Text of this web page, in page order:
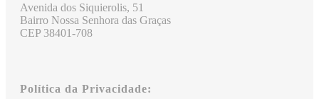
Avenida dos Siquierolis, 51
Bairro Nossa Senhora das Graças
CEP 38401-708
Política da Privacidade: